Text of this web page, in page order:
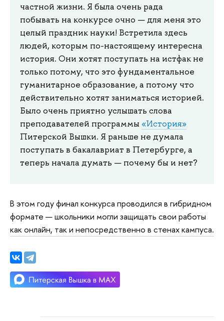
частной жизни. Я была очень рада
побывать на конкурсе очно — для меня это
целый праздник науки! Встретила здесь
людей, которым по-настоящему интересна
история. Они хотят поступать на истфак не
только потому, что это фундаментальное
гуманитарное образование, а потому что
действительно хотят заниматься историей.
Было очень приятно услышать слова
преподавателей программы «История»
Питерской Вышки. Я раньше не думала
поступать в бакалавриат в Петербурге, а
теперь начала думать — почему бы и нет?
В этом году финал конкурса проводился в гибридном
формате — школьники могли защищать свои работы
как онлайн, так и непосредственно в стенах кампуса.